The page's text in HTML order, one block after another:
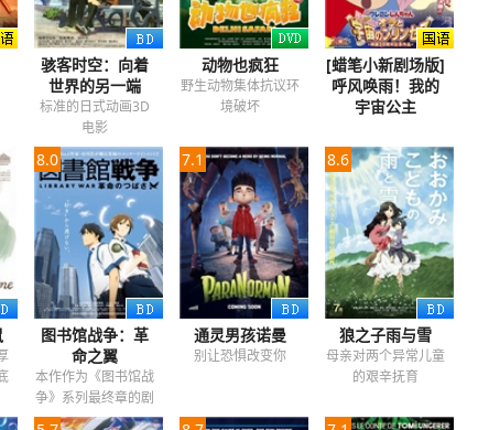
骇客时空：向着
世界的另一端
标准的日式动画3D
电影
动物也疯狂
野生动物集体抗议环
境破坏
[蜡笔小新剧场版]
呼风唤雨！我的
宇宙公主
8.0
图书馆战争：革
命之翼
本作作为《图书馆战
争》系列最终章的剧
场版作品
7.1
通灵男孩诺曼
别让恐惧改变你
8.6
狼之子雨与雪
母亲对两个异常儿童
的艰辛抚育